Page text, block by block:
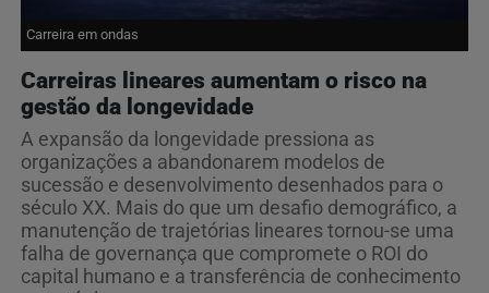
Carreira em ondas
Carreiras lineares aumentam o risco na
gestão da longevidade
A expansão da longevidade pressiona as
organizações a abandonarem modelos de
sucessão e desenvolvimento desenhados para o
século XX. Mais do que um desafio demográfico, a
manutenção de trajetórias lineares tornou-se uma
falha de governança que compromete o ROI do
capital humano e a transferência de conhecimento